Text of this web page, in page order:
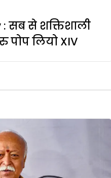
सब से शक्तिशाली
पोप लियो XIV